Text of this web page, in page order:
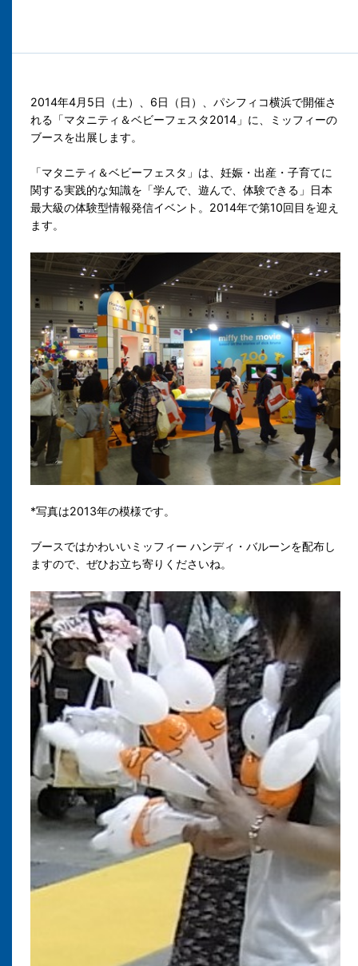
2014年4月5日（土）、6日（日）、パシフィコ横浜で開催さ
れる「マタニティ＆ベビーフェスタ2014」に、ミッフィーの
ブースを出展します。
「マタニティ＆ベビーフェスタ」は、妊娠・出産・子育てに
関する実践的な知識を「学んで、遊んで、体験できる」日本
最大級の体験型情報発信イベント。2014年で第10回目を迎え
ます。
*写真は2013年の模様です。
ブースではかわいいミッフィー ハンディ・バルーンを配布し
ますので、ぜひお立ち寄りくださいね。